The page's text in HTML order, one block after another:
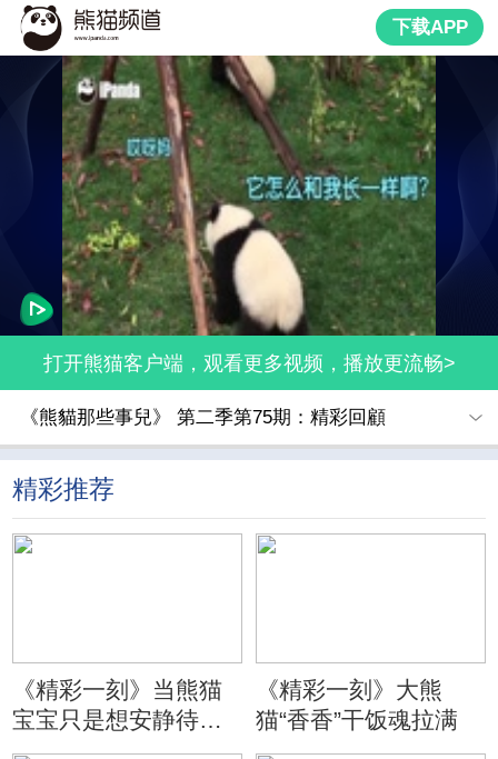
下载APP
打开熊猫客户端，观看更多视频，播放更流畅>
《熊貓那些事兒》 第二季第75期：精彩回顧
精彩推荐
《精彩一刻》当熊猫
宝宝只是想安静待会
儿
《精彩一刻》大熊
猫“香香”干饭魂拉满